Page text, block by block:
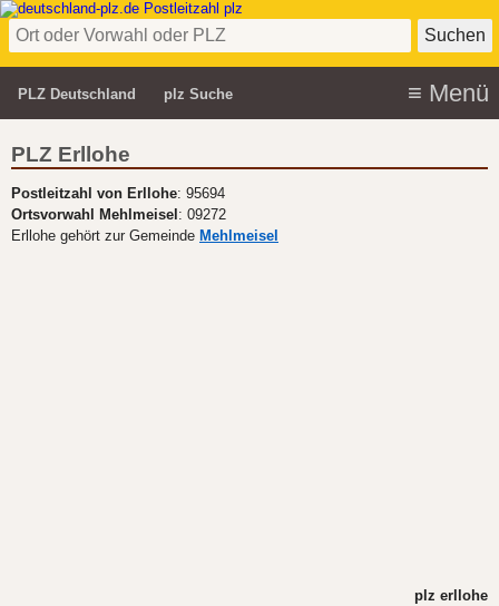
PLZ Deutschland plz Suche
PLZ Erllohe
Postleitzahl von Erllohe: 95694
Ortsvorwahl Mehlmeisel : 09272
Erllohe gehört zur Gemeinde Mehlmeisel
plz erllohe